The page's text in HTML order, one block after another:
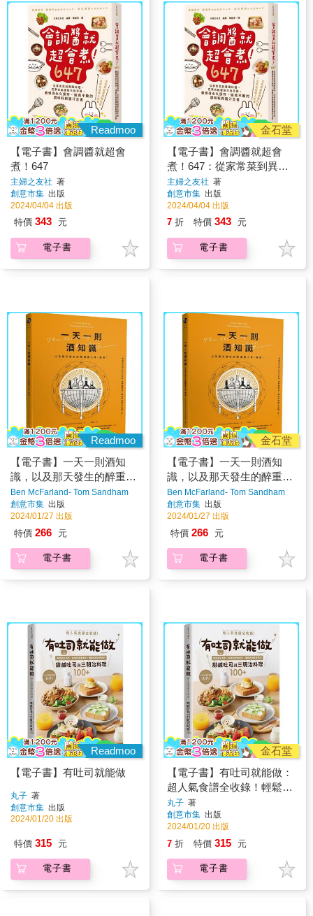
Readmoo
【電子書】會調醬就超會
煮！647
主婦之友社 著
創意市集 出版
2024/04/04 出版
特價 343 元
電子書
金石堂
【電子書】會調醬就超會
煮！647：從家常菜到異國
料理，在家也能複製大廚手
藝，最值得永久保存、經典
不敗的調味料與醬汁全書
主婦之友社 著
創意市集 出版
2024/04/04 出版
7 折 特價 343 元
電子書
Readmoo
【電子書】一天一則酒知
識，以及那天發生的醉重要
大事（應該）
Ben McFarland- Tom Sandham
著
創意市集 出版
2024/01/27 出版
特價 266 元
電子書
金石堂
【電子書】一天一則酒知
識，以及那天發生的醉重要
大事（應該）
Ben McFarland- Tom Sandham
著
創意市集 出版
2024/01/27 出版
特價 266 元
電子書
Readmoo
【電子書】有吐司就能做
丸子 著
創意市集 出版
2024/01/20 出版
特價 315 元
電子書
金石堂
【電子書】有吐司就能做：
超人氣食譜全收錄！輕鬆做
出餡料、抹醬到層疊美味，
網路詢問度最高的甜鹹吐司
與三明治料理100+
丸子 著
創意市集 出版
2024/01/20 出版
7 折 特價 315 元
電子書